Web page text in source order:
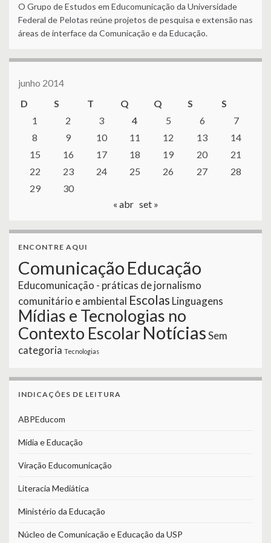
O Grupo de Estudos em Educomunicação da Universidade
Federal de Pelotas reúne projetos de pesquisa e extensão nas
áreas de interface da Comunicação e da Educação.
junho 2014
D
S T Q Q S
S
1
2 3 4 5 6
7
8
9 10 11 12 13
14
15
16 17 18 19 20
21
22
23 24 25 26 27
28
29
30
« abr set »
ENCONTRE AQUI
Comunicação Educação
Educomunicação - práticas de jornalismo
comunitário e ambiental Escolas Linguagens
Mídias e Tecnologias no
Contexto EscolarNotíciasSem
categoria Tecnologias
INDICAÇÕES DE LEITURA
ABPEducom
Mídia e Educação
Viração Educomunicação
Literacia Mediática
Ministério da Educação
Núcleo de Comunicação e Educação da USP